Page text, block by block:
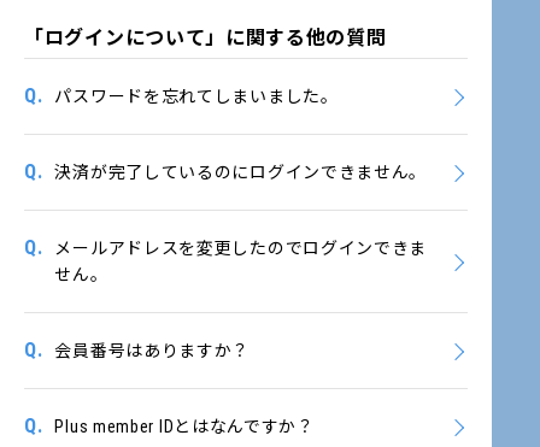
「ログインについて」に関する他の質問
Q. パスワードを忘れてしまいました。
Q. 決済が完了しているのにログインできません。
Q.
メールアドレスを変更したのでログインできま
せん。
Q. 会員番号はありますか？
Q. Plus member IDとはなんですか？